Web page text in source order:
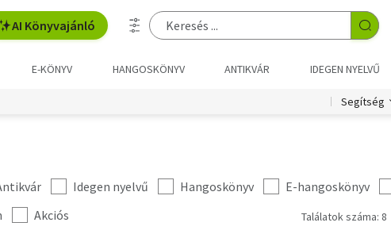
AI Könyvajánló
E-KÖNYV HANGOSKÖNYV ANTIKVÁR IDEGEN NYELVŰ
Segítség
Idegen nyelvű Hangoskönyv E-hangoskönyv
Akciós Találatok száma: 8